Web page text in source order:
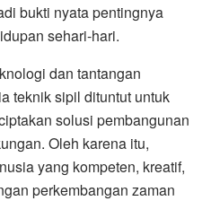
bukti nyata pentingnya
sehari-hari.
dan tantangan
teknik sipil dituntut untuk
solusi pembangunan
Oleh karena itu,
yang kompeten, kreatif,
perkembangan zaman